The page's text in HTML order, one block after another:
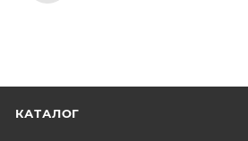
КАТАЛОГ